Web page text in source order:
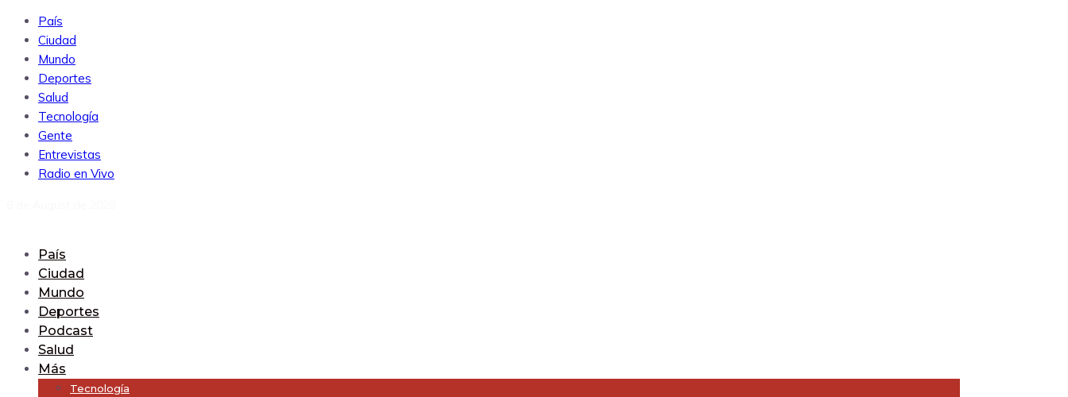
País
Ciudad
Mundo
Deportes
Salud
Tecnología
Gente
Entrevistas
Radio en Vivo
País
Ciudad
Mundo
Deportes
Podcast
Salud
Más
Tecnología